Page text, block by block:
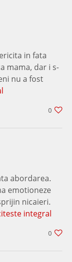
in fata
mama, dar i s-
nu a fost
0
abordarea.
emotioneze
nicaieri.
integral
0